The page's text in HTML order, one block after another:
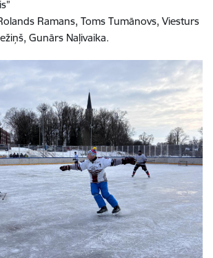
Ramans, Toms Tumānovs, Viesturs
Gunārs Naļivaika.